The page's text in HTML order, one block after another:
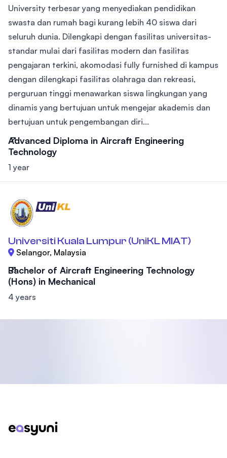
University terbesar yang menyediakan pendidikan
swasta dan rumah bagi kurang lebih 40 siswa dari
seluruh dunia. Dilengkapi dengan fasilitas universitas-
standar mulai dari fasilitas modern dan fasilitas
pengajaran terkini, akomodasi fully furnished di kampus
dengan dilengkapi fasilitas olahraga dan rekreasi,
perguruan tinggi menawarkan siswa lingkungan yang
dinamis yang bertujuan untuk mengejar akademis dan
bertujuan untuk pengembangan diri...
Advanced Diploma in Aircraft Engineering
Technology
1 year
Universiti Kuala Lumpur (UniKL MIAT)
Selangor, Malaysia
Bachelor of Aircraft Engineering Technology
(Hons) in Mechanical
4 years